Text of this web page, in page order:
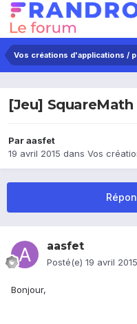
Vos créations d'applications /
[Jeu]
Paraasfet
19 avril 2015 dans Vos
aasfet
Posté(e) 19 avril 2015
Bonjour,